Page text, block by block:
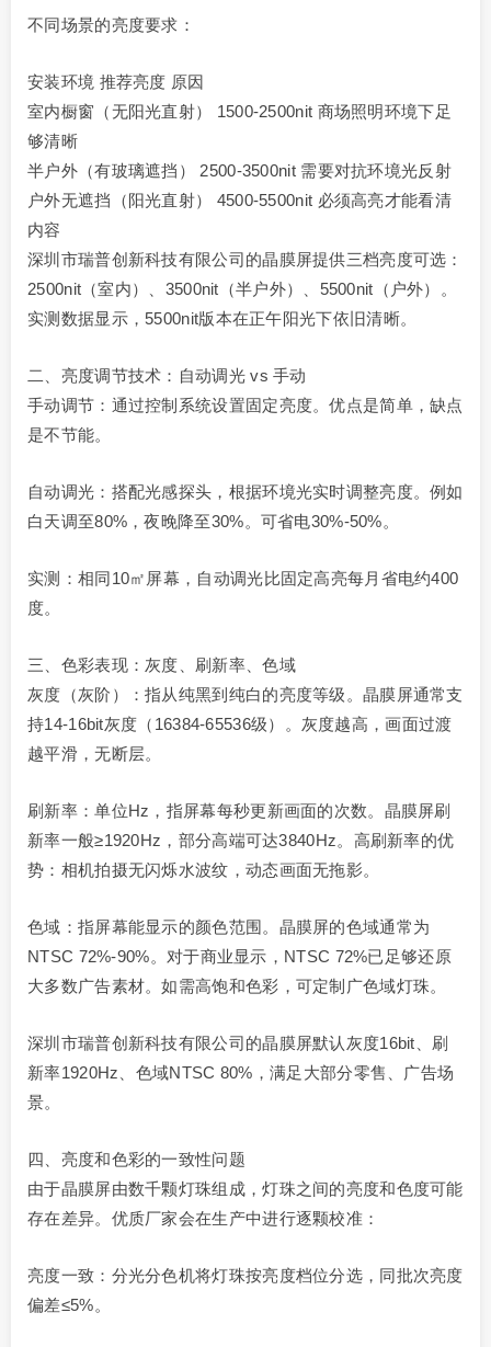
不同场景的亮度要求：
安装环境 推荐亮度 原因
室内橱窗（无阳光直射） 1500-2500nit 商场照明环境下足
够清晰
半户外（有玻璃遮挡） 2500-3500nit 需要对抗环境光反射
户外无遮挡（阳光直射） 4500-5500nit 必须高亮才能看清
内容
深圳市瑞普创新科技有限公司的晶膜屏提供三档亮度可选：
2500nit（室内）、3500nit（半户外）、5500nit（户外）。
实测数据显示，5500nit版本在正午阳光下依旧清晰。
二、亮度调节技术：自动调光 vs 手动
手动调节：通过控制系统设置固定亮度。优点是简单，缺点
是不节能。
自动调光：搭配光感探头，根据环境光实时调整亮度。例如
白天调至80%，夜晚降至30%。可省电30%-50%。
实测：相同10㎡屏幕，自动调光比固定高亮每月省电约400
度。
三、色彩表现：灰度、刷新率、色域
灰度（灰阶）：指从纯黑到纯白的亮度等级。晶膜屏通常支
持14-16bit灰度（16384-65536级）。灰度越高，画面过渡
越平滑，无断层。
刷新率：单位Hz，指屏幕每秒更新画面的次数。晶膜屏刷
新率一般≥1920Hz，部分高端可达3840Hz。高刷新率的优
势：相机拍摄无闪烁水波纹，动态画面无拖影。
色域：指屏幕能显示的颜色范围。晶膜屏的色域通常为
NTSC 72%-90%。对于商业显示，NTSC 72%已足够还原
大多数广告素材。如需高饱和色彩，可定制广色域灯珠。
深圳市瑞普创新科技有限公司的晶膜屏默认灰度16bit、刷
新率1920Hz、色域NTSC 80%，满足大部分零售、广告场
景。
四、亮度和色彩的一致性问题
由于晶膜屏由数千颗灯珠组成，灯珠之间的亮度和色度可能
存在差异。优质厂家会在生产中进行逐颗校准：
亮度一致：分光分色机将灯珠按亮度档位分选，同批次亮度
偏差≤5%。